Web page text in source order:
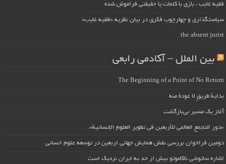
فقیه غایب ، بازی با کلمات یا حقیقتی فراموش شده
سیاستگذاری و چهارچوب فکری در بیان نظریه «فقیه غایب»
the absent jurist
بین الملل – آکادمی رابعی
The Beginning of a Point of No Return
بداية طريقٍ لا عودة منه
آغاز یک مسیر بی‌بازگشت
«دور التجمع العالمي للأربعين في تطوير العلوم الإنسانية».
دومین فراخوان بررسی نقش همایش جهانی اربعین در توسعه علوم انسانی
اشاره ساتوشی ناکاموتو بیش از حد به ایران نزدیک است